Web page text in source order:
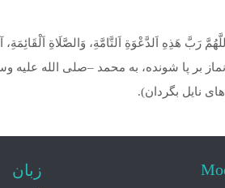
رَبَّ هَذِهِ اَلدَّعْوَةِ اَلتَّامَّةِ، وَالصَّلَاةِ اَلْقَائِمَةِ،
نماز بر پا شونده، به محمد –صلى الله
نايل بگردان).
زبان